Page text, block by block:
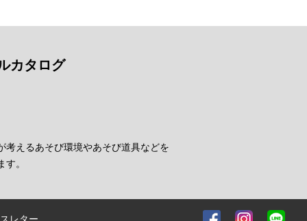
カタログ
考えるあそび環境やあそび道具などを
す。